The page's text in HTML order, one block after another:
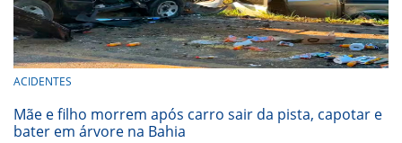
ACIDENTES
Mãe e filho morrem após carro sair da pista, capotar e
bater em árvore na Bahia